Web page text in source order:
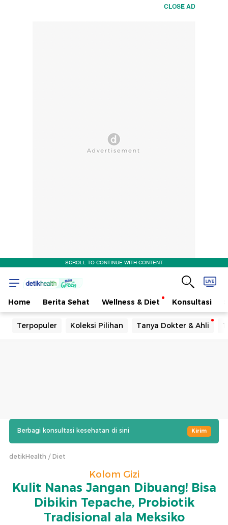
CLOSE AD
SCROLL TO CONTINUE WITH CONTENT
Home Berita Sehat Wellness & Diet Konsultasi
Terpopuler Koleksi Pilihan Tanya Dokter & Ahli
Berbagi konsultasi kesehatan di sini Kirim
detikHealth Diet
Kolom Gizi
Kulit Nanas Jangan Dibuang! Bisa
Dibikin Tepache, Probiotik
Tradisional ala Meksiko